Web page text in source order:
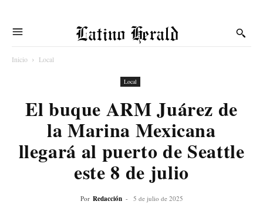
Latino Herald
Inicio Local
Local
El buque ARM Juárez de
la Marina Mexicana
llegará al puerto de Seattle
este 8 de julio
Por Redacción - 5 de julio de 2025